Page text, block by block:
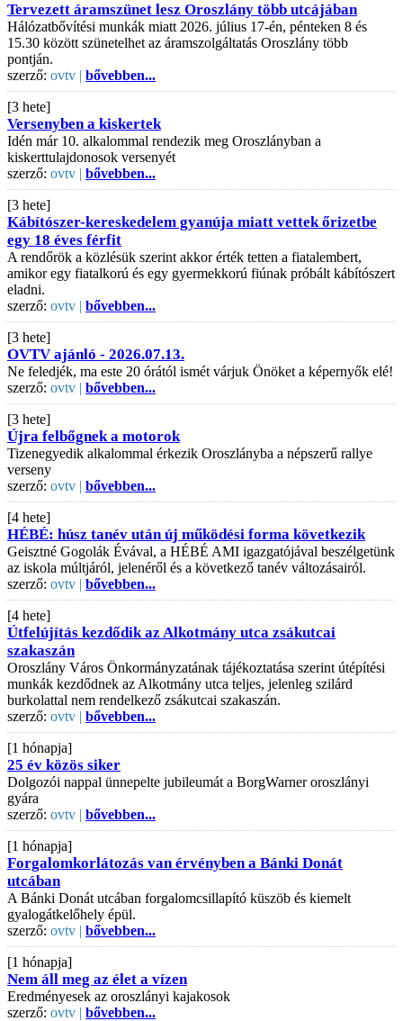
Tervezett áramszünet lesz Oroszlány több utcájában
Hálózatbővítési munkák miatt 2026. július 17-én, pénteken 8 és
15.30 között szünetelhet az áramszolgáltatás Oroszlány több
pontján.
szerző: ovtv | bővebben...
[3 hete]
Versenyben a kiskertek
Idén már 10. alkalommal rendezik meg Oroszlányban a
kiskerttulajdonosok versenyét
szerző: ovtv | bővebben...
[3 hete]
Kábítószer-kereskedelem gyanúja miatt vettek őrizetbe
egy 18 éves férfit
A rendőrök a közlésük szerint akkor érték tetten a fiatalembert,
amikor egy fiatalkorú és egy gyermekkorú fiúnak próbált kábítószert
eladni.
szerző: ovtv | bővebben...
[3 hete]
OVTV ajánló - 2026.07.13.
Ne feledjék, ma este 20 órától ismét várjuk Önöket a képernyők elé!
szerző: ovtv | bővebben...
[3 hete]
Újra felbőgnek a motorok
Tizenegyedik alkalommal érkezik Oroszlányba a népszerű rallye
verseny
szerző: ovtv | bővebben...
[4 hete]
HÉBÉ: húsz tanév után új működési forma következik
Geisztné Gogolák Évával, a HÉBÉ AMI igazgatójával beszélgetünk
az iskola múltjáról, jelenéről és a következő tanév változásairól.
szerző: ovtv | bővebben...
[4 hete]
Útfelújítás kezdődik az Alkotmány utca zsákutcai
szakaszán
Oroszlány Város Önkormányzatának tájékoztatása szerint útépítési
munkák kezdődnek az Alkotmány utca teljes, jelenleg szilárd
burkolattal nem rendelkező zsákutcai szakaszán.
szerző: ovtv | bővebben...
[1 hónapja]
25 év közös siker
Dolgozói nappal ünnepelte jubileumát a BorgWarner oroszlányi
gyára
szerző: ovtv | bővebben...
[1 hónapja]
Forgalomkorlátozás van érvényben a Bánki Donát
utcában
A Bánki Donát utcában forgalomcsillapító küszöb és kiemelt
gyalogátkelőhely épül.
szerző: ovtv | bővebben...
[1 hónapja]
Nem áll meg az élet a vízen
Eredményesek az oroszlányi kajakosok
szerző: ovtv | bővebben...